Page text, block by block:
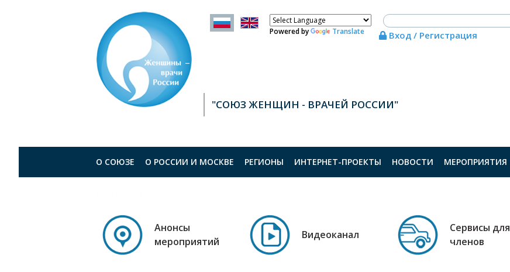
Powered by Translate Вход / Регистрация
"СОЮЗ ЖЕНЩИН - ВРАЧЕЙ РОССИИ"
О СОЮЗЕ О РОСCИИ И МОСКВЕ РЕГИОНЫ ИНТЕРНЕТ-ПРОЕКТЫ НОВОСТИ МЕРОПРИЯТИЯ
Анонсы
мероприятий
Видеоканал
Сервисы для
членов